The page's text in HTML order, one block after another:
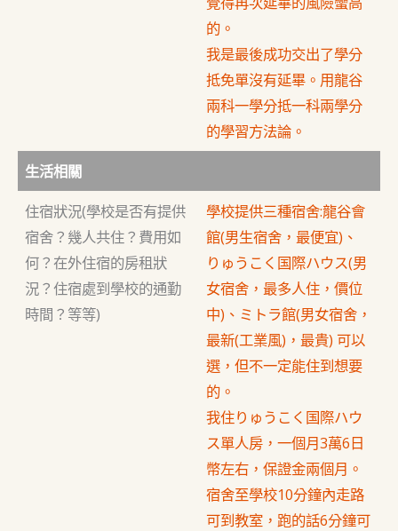
的。
我是最後成功交出了學分
抵免單沒有延畢。用龍谷
兩科一學分抵一科兩學分
的學習方法論。
生活相關
住宿狀況(學校是否有提供
宿舍？幾人共住？費用如
何？在外住宿的房租狀
況？住宿處到學校的通勤
時間？等等)
學校提供三種宿舍:龍谷會
館(男生宿舍，最便宜)、
りゅうこく国際ハウス(男
女宿舍，最多人住，價位
中)、ミトラ館(男女宿舍，
最新(工業風)，最貴) 可以
選，但不一定能住到想要
的。
我住りゅうこく国際ハウ
ス單人房，一個月3萬6日
幣左右，保證金兩個月。
宿舍至學校10分鐘內走路
可到教室，跑的話6分鐘可